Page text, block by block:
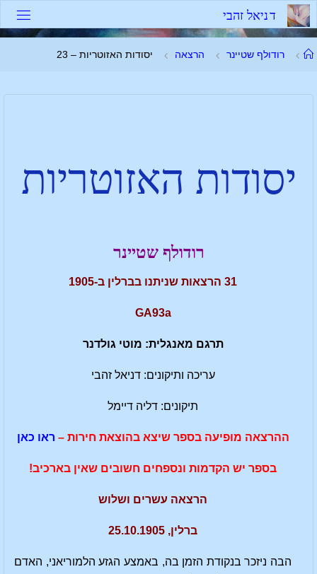
דניאל זהבי
רודולף שטיינר הרצאה יסודות האזוטריות – 23
יסודות האזוטריות
רודולף שטיינר
31 הרצאות שניתנו בברלין ב-1905
GA93a
תרגם מאנגלית: מוטי גולדנר
עריכה ותיקונים: דניאל זהבי
תיקונים: דליה דיימל
ההרצאה מופיעה בספר שיצא בהוצאת חירות – ראו כאן
בספר יש הקדמות ונספחים חשובים שאין בארכיב!
הרצאה עשרים ושלוש
ברלין, 25.10.1905
הבה ניזכר בנקודת הזמן בה, באמצע הגזע הלמוריאני, האדם